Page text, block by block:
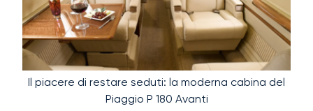
Il piacere di restare seduti: la moderna cabina del
Piaggio P 180 Avanti